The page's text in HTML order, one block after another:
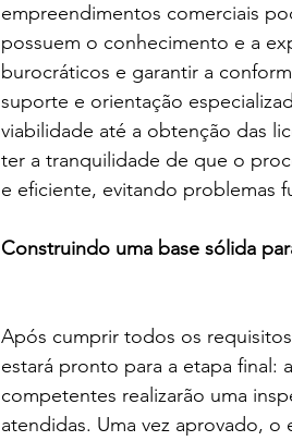
empreendimentos comerciais
possuem o conhecimento e a
burocráticos e garantir a
suporte e orientação
viabilidade até a obtenção das
ter a tranquilidade de que o
e eficiente, evitando problemas
Construindo uma base sólida
Após cumprir todos os
estará pronto para a etapa final:
competentes realizarão uma
atendidas. Uma vez aprovado,